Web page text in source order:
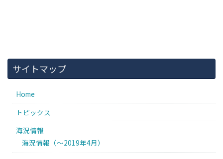
サイトマップ
Home
トピックス
海況情報
海況情報（〜2019年4月）